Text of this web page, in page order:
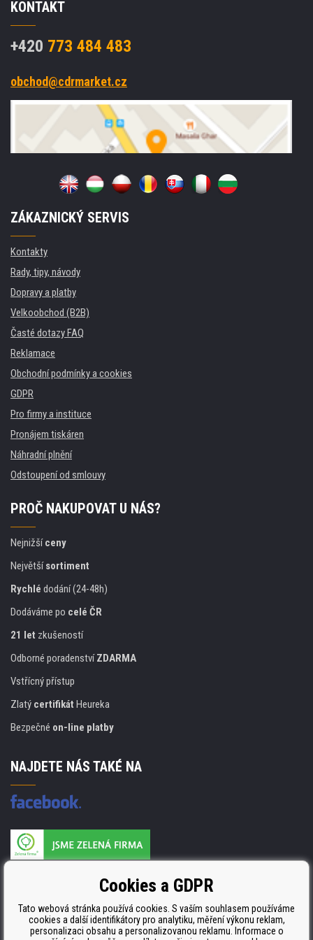
KONTAKT
+420 773 484 483
obchod@cdrmarket.cz
ZÁKAZNICKÝ SERVIS
Kontakty
Rady, tipy, návody
Dopravy a platby
Velkoobchod (B2B)
Časté dotazy FAQ
Reklamace
Obchodní podmínky a cookies
GDPR
Pro firmy a instituce
Pronájem tiskáren
Náhradní plnění
Odstoupení od smlouvy
PROČ NAKUPOVAT U NÁS?
Nejnižšíceny
Největšísortiment
Rychlé dodání (24-48h)
Dodáváme po celé ČR
21 let zkušeností
Odborné poradenstvíZDARMA
Vstřícný přístup
Zlatý certifikát Heureka
Bezpečné on-line platby
NAJDETE NÁS TAKÉ NA
ISO 9001. ISO 14001 a STMC.Cookies a GDPR
Tato webová stránka používá cookies. S vaším souhlasem používáme
cookies a další identifikátory pro analytiku, měření výkonu reklam,
personalizaci obsahu a personalizovanou reklamu. Informace o